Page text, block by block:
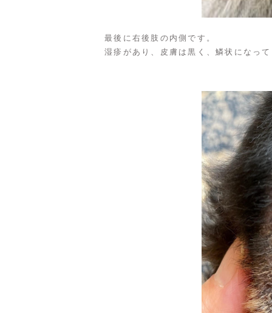
最後に右後肢の内側です。
湿疹があり、皮膚は黒く、鱗状になっ